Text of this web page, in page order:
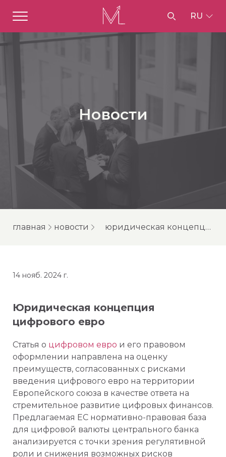
RU
Новости
главная новости юридическая концепция цифрового евро
14 нояб. 2024 г.
Юридическая концепция
цифрового евро
Статья о цифровом евро и его правовом
оформлении направлена на оценку
преимуществ, согласованных с рисками
введения цифрового евро на территории
Европейского союза в качестве ответа на
стремительное развитие цифровых финансов.
Предлагаемая ЕС нормативно-правовая база
для цифровой валюты центрального банка
анализируется с точки зрения регулятивной
роли и снижения возможных рисков